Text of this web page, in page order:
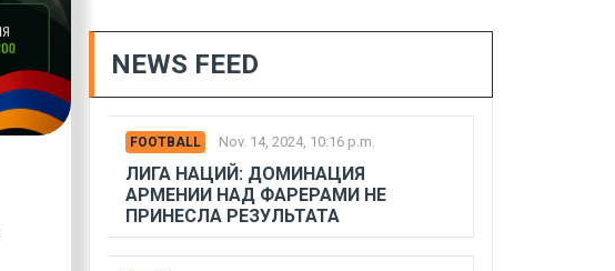
NEWS FEED
FOOTBALL Nov. 14, 2024, 10:16 p.m.
ЛИГА НАЦИЙ: ДОМИНАЦИЯ
АРМЕНИИ НАД ФАРЕРАМИ НЕ
ПРИНЕСЛА РЕЗУЛЬТАТА